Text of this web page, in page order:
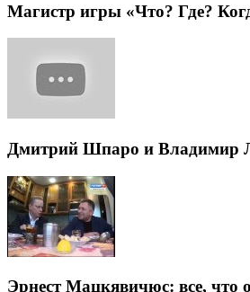
Магистр игры «Что? Где?
Дмитрий Шпаро и Владимир
Эрнест Мацкявичюс: все, что